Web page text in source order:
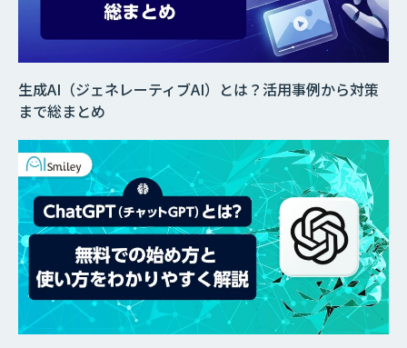
生成AI（ジェネレーティブAI）とは？活用事例から対策
まで総まとめ